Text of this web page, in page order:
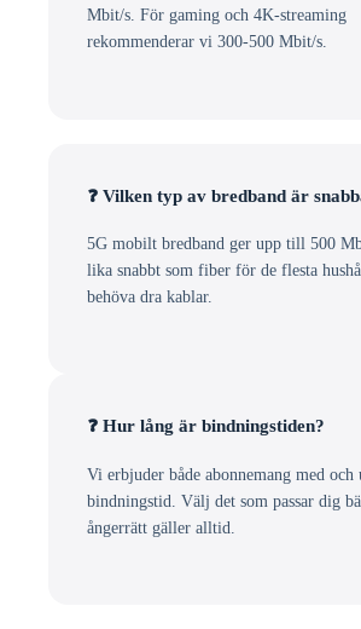
Mbit/s. För gaming och 4K-streaming
rekommenderar vi 300-500 Mbit/s.
❓ Vilken typ av bredband är
5G mobilt bredband ger upp till 500
lika snabbt som fiber för de flesta
behöva dra kablar.
❓ Hur lång är bindningstiden?
Vi erbjuder både abonnemang med och
bindningstid. Välj det som passar dig
ångerrätt gäller alltid.